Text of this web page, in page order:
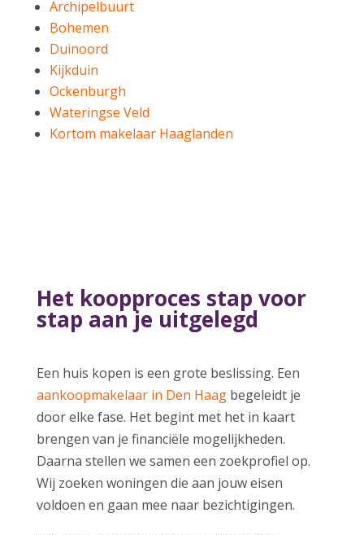
Archipelbuurt
Bohemen
Duinoord
Kijkduin
Ockenburgh
Wateringse Veld
Kortom makelaar Haaglanden
Het koopproces stap voor
stap aan je uitgelegd
Een huis kopen is een grote beslissing. Een
aankoopmakelaar in Den Haagbegeleidt je
door elke fase. Het begint met het in kaart
brengen van je financiële mogelijkheden.
Daarna stellen we samen een zoekprofiel op.
Wij zoeken woningen die aan jouw eisen
voldoen en gaan mee naar bezichtigingen.